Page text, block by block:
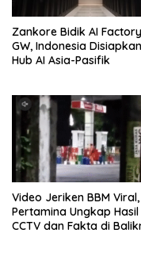
Zankore Bidik AI
GW, Indonesia
Hub AI Asia-Pasifik
Video Jeriken BBM Viral,
Pertamina Ungkap Hasil
CCTV dan Fakta di